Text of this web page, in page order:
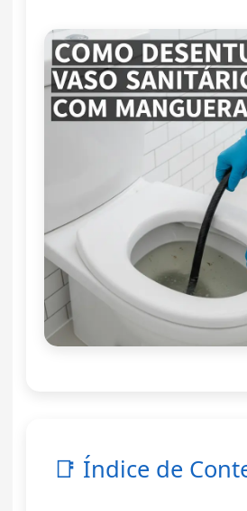
📑 Índice de